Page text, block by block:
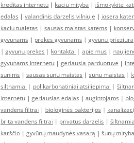
kreditas internetu | kaciu mityba | išmokykite
edalas | valandinis darzelis vilniuje | josera
kaciu tualetas | sausas maistas katems |
gyvunams | prekes gyvunams | gyvunu prieziura
| gyvunu prekes | kontaktai | apie mus |
gyvunams internetu | geriausia parduotuve |
sunims | sausas sunu maistas | sunu maistas |
siltnamiai | polikarbonatiniai atsiliepimai |
internetu | geriausias ėdalas | augintojams |
vandens filtrai | biologinės bakterijos |
brita vandens filtrai | privatus darzelis |
karščio | gyvūnų maudynės vasarą | šunų mityba